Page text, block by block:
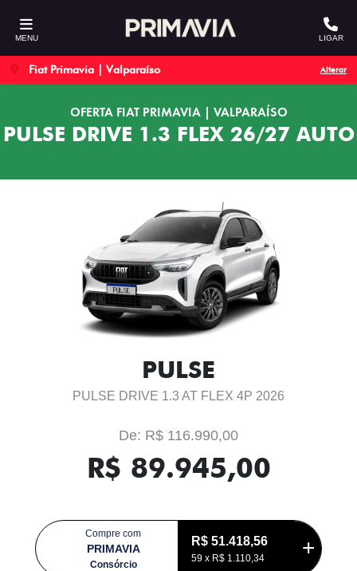
MENU LIGAR
Fiat Primavia | Valparaíso Alterar
OFERTA FIAT PRIMAVIA | VALPARAÍSO
PULSE DRIVE 1.3 FLEX 26/27 AUTO
PULSE
PULSE DRIVE 1.3 AT FLEX 4P 2026
De: R$ 116.990,00
R$ 89.945,00
Compre com
PRIMAVIA
Consórcio
R$ 51.418,56
59 x R$ 1.110,34